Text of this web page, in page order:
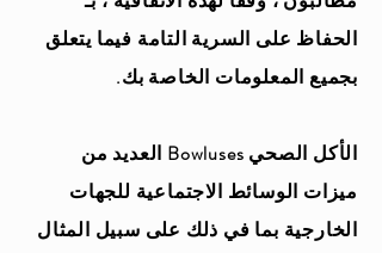
الحفاظ على السرية التامة فيما يتعلق
بجميع المعلومات الخاصة بك.
الأكل الصحي Bowluses العديد من
ميزات الوسائط الاجتماعية للجهات
الخارجية بما في ذلك على سبيل المثال